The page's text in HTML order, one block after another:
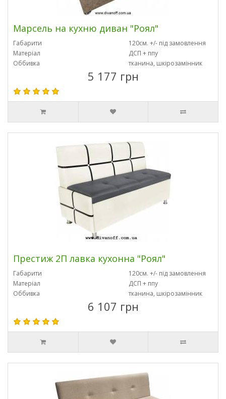
Марсель на кухню диван "Роял"
Габарити
120см. +/- під замовлення
Матеріал
ДСП + ппу
Оббивка
тканина, шкірозамінник
5 177 грн
Престиж 2П лавка кухонна "Роял"
Габарити
120см. +/- під замовлення
Матеріал
ДСП + ппу
Оббивка
тканина, шкірозамінник
6 107 грн